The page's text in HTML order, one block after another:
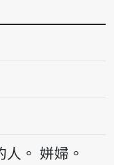
讀hué-kì/hé-kì
。 姘婦。